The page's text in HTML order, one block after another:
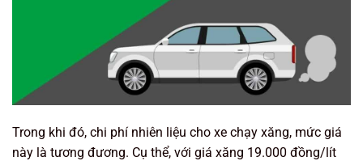
Trong khi đó, chi phí nhiên liệu cho xe chạy xăng, mức giá
này là tương đương. Cụ thể, với giá xăng 19.000 đồng/lít